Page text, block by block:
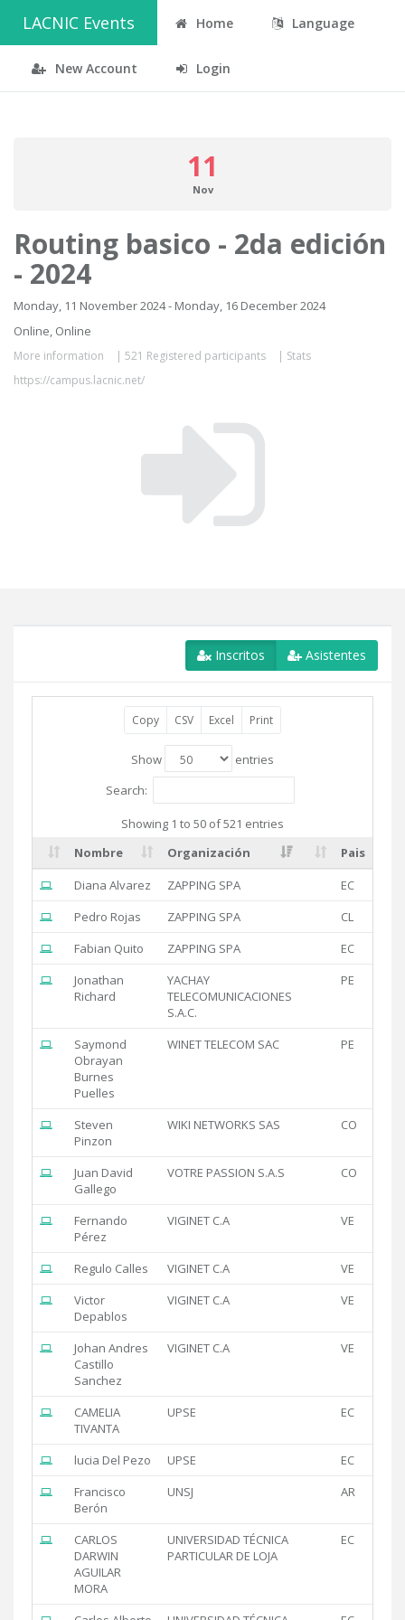
LACNIC Events Home Language
New Account Login
11
Nov
Routing basico - 2da edición
- 2024
Monday, 11 November 2024 - Monday, 16 December 2024
Online, Online
More information | 521 Registered participants | Stats
https://campus.lacnic.net/
Inscritos Asistentes
Copy CSV Excel Print
Show
entries
Search:
Showing 1 to 50 of 521 entries
Nombre
Organización
Pais
Diana Alvarez
ZAPPING SPA
EC
Pedro Rojas
ZAPPING SPA
CL
Fabian Quito
ZAPPING SPA
EC
Jonathan
Richard
YACHAY
TELECOMUNICACIONES
S.A.C.
PE
Saymond
Obrayan
Burnes
Puelles
WINET TELECOM SAC PE
Steven
Pinzon
WIKI NETWORKS SAS CO
Juan David
Gallego
VOTRE PASSION S.A.S CO
Fernando
Pérez
VIGINET C.A VE
Regulo Calles VIGINET C.A
VE
Victor
Depablos
VIGINET C.A VE
Johan Andres
Castillo
Sanchez
VIGINET C.A VE
CAMELIA
TIVANTA
UPSE EC
lucia Del Pezo UPSE
EC
Francisco
Berón
UNSJ AR
CARLOS
DARWIN
AGUILAR
MORA
UNIVERSIDAD TÉCNICA
PARTICULAR DE LOJA
EC